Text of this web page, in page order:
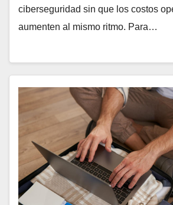
ciberseguridad sin que los costos
aumenten al mismo ritmo. Para…